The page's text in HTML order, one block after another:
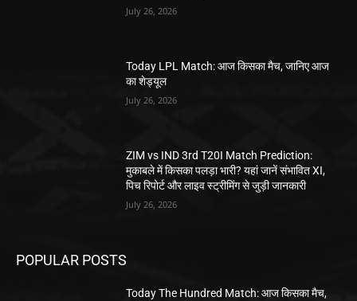
July 26, 2026
Today LPL Match: आज किसका मैच, जानिए आज
का शेड्यूल
July 26, 2026
ZIM vs IND 3rd T20I Match Prediction:
मुकाबले में किसका पलड़ा भारी? यहां जानें संभावित XI,
पिच रिपोर्ट और लाइव स्ट्रीमिंग से जुड़ी जानकारी
July 26, 2026
POPULAR POSTS
Today The Hundred Match: आज किसका मैच,